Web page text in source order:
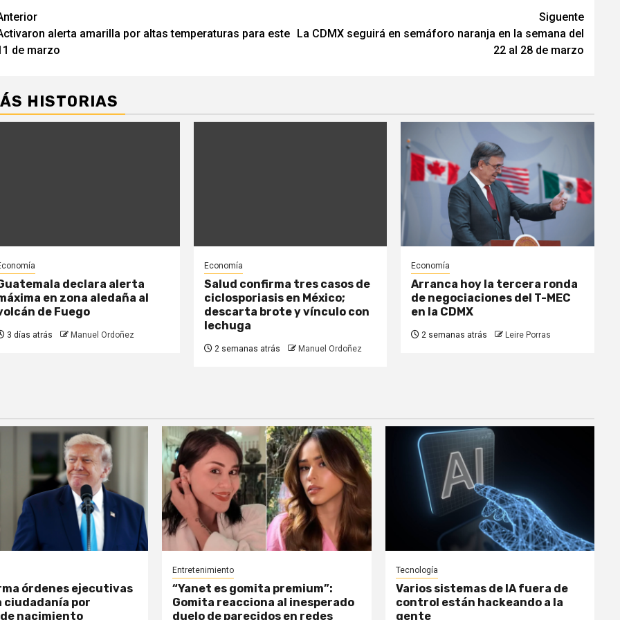
alerta amarilla por altas temperaturas para este
de marzo
Siguente
La CDMX seguirá en semáforo naranja en la semana del
22 al 28 de marzo
HISTORIAS
declara alerta
en zona aledaña al
de Fuego
3 días atrás Manuel Ordoñez
Economía
Salud confirma tres casos de
ciclosporiasis en México;
descarta brote y vínculo con
lechuga
2 semanas atrás Manuel Ordoñez
Economía
Arranca hoy la tercera ronda
de negociaciones del T-MEC
en la CDMX
2 semanas atrás Leire Porras
órdenes ejecutivas
ciudadanía por
nacimiento
Entretenimiento
“Yanet es gomita premium”:
Gomita reacciona al inesperado
duelo de parecidos en redes
Tecnología
Varios sistemas de IA fuera de
control están hackeando a la
gente